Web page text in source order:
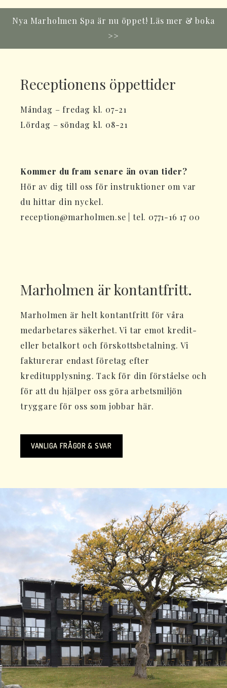
Nya Marholmen Spa är nu öppet! Läs mer & boka
>>
Receptionens öppettider
Måndag – fredag kl. 07-21
Lördag – söndag kl. 08-21
Kommer du fram senare än ovan tider?
Hör av dig till oss för instruktioner om var
du hittar din nyckel.
reception@marholmen.se | tel. 0771-16 17 00
Marholmen är kontantfritt.
Marholmen är helt kontantfritt för våra
medarbetares säkerhet. Vi tar emot kredit-
eller betalkort och förskottsbetalning. Vi
fakturerar endast företag efter
kreditupplysning. Tack för din förståelse och
för att du hjälper oss göra arbetsmiljön
tryggare för oss som jobbar här.
VANLIGA FRÅGOR & SVAR